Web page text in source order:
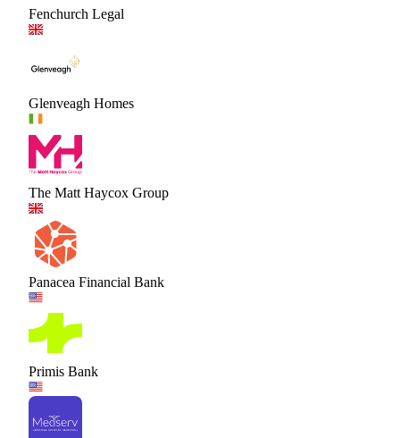
Fenchurch Legal
Glenveagh Homes
The Matt Haycox Group
Panacea Financial Bank
Primis Bank